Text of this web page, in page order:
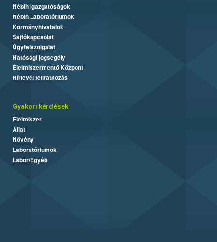
Nébih Igazgatóságok
Nébih Laboratóriumok
Kormányhivatalok
Sajtókapcsolat
Ügyfélszolgálat
Hatósági jogsegély
Élelmiszermentő Központ
Hírlevél feliratkozás
Gyakori kérdések
Élelmiszer
Állat
Növény
Laboratóriumok
Labor/Egyéb